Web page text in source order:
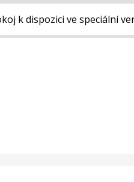
k dispozici ve speciální